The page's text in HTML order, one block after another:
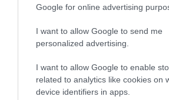
Google for online advertising
I want to allow Google to send me
personalized advertising.
I want to allow Google to enable
related to analytics like cookies on
device identifiers in apps.
2026-08-07.
párkapcsolatban?